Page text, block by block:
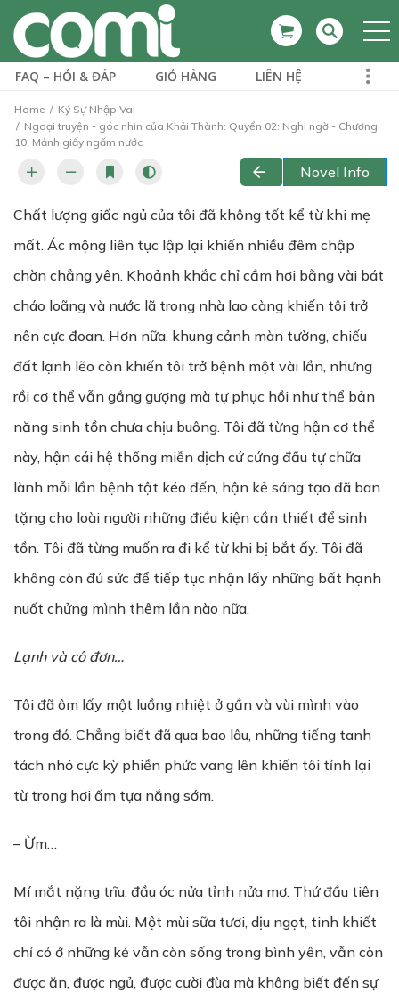
FAQ – HỎI & ĐÁP GIỎ HÀNG LIÊN HỆ
Home
Ký Sự Nhập Vai
Ngoại truyện - góc nhìn của Khải Thành: Quyển 02: Nghi ngờ - Chương
10: Mảnh giấy ngấm nước
Novel Info
Chất lượng giấc ngủ của tôi đã không tốt kể từ khi mẹ
mất. Ác mộng liên tục lập lại khiến nhiều đêm chập
chờn chẳng yên. Khoảnh khắc chỉ cầm hơi bằng vài bát
cháo loãng và nước lã trong nhà lao càng khiến tôi trở
nên cực đoan. Hơn nữa, khung cảnh màn tường, chiếu
đất lạnh lẽo còn khiến tôi trở bệnh một vài lần, nhưng
rồi cơ thể vẫn gắng gượng mà tự phục hồi như thể bản
năng sinh tồn chưa chịu buông. Tôi đã từng hận cơ thể
này, hận cái hệ thống miễn dịch cứ cứng đầu tự chữa
lành mỗi lần bệnh tật kéo đến, hận kẻ sáng tạo đã ban
tặng cho loài người những điều kiện cần thiết để sinh
tồn. Tôi đã từng muốn ra đi kể từ khi bị bắt ấy. Tôi đã
không còn đủ sức để tiếp tục nhận lấy những bất hạnh
nuốt chửng mình thêm lần nào nữa.
Lạnh và cô đơn…
Tôi đã ôm lấy một luồng nhiệt ở gần và vùi mình vào
trong đó. Chẳng biết đã qua bao lâu, những tiếng tanh
tách nhỏ cực kỳ phiền phức vang lên khiến tôi tỉnh lại
từ trong hơi ấm tựa nắng sớm.
– Ừm…
Mí mắt nặng trĩu, đầu óc nửa tỉnh nửa mơ. Thứ đầu tiên
tôi nhận ra là mùi. Một mùi sữa tươi, dịu ngọt, tinh khiết
chỉ có ở những kẻ vẫn còn sống trong bình yên, vẫn còn
được ăn, được ngủ, được cười đùa mà không biết đến sự